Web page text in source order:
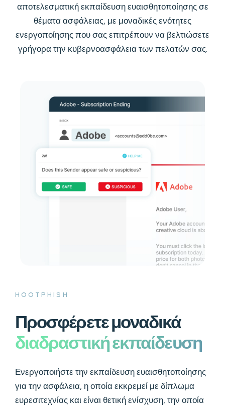
αποτελεσματική εκπαίδευση ευαισθητοποίησης σε
θέματα ασφάλειας, με μοναδικές ενότητες
ενεργοποίησης που σας επιτρέπουν να βελτιώσετε
γρήγορα την κυβερνοασφάλεια των πελατών σας.
HOOTPHISH
Προσφέρετε μοναδικά
διαδραστική εκπαίδευση
Ενεργοποιήστε την εκπαίδευση ευαισθητοποίησης
για την ασφάλεια, η οποία εκκρεμεί με δίπλωμα
ευρεσιτεχνίας και είναι θετική ενίσχυση, την οποία